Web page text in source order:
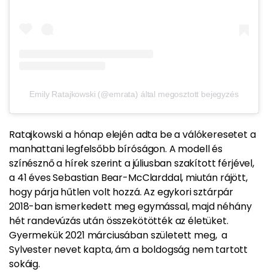
Emily Ratajkowski (@emrata) által megosztott bejegyzés
Ratajkowski a hónap elején adta be a válókeresetet a
manhattani legfelsőbb bíróságon. A modell és
színésznő a hírek szerint a júliusban szakított férjével,
a 41 éves Sebastian Bear-McClarddal, miután rájött,
hogy párja hűtlen volt hozzá. Az egykori sztárpár
2018-ban ismerkedett meg egymással, majd néhány
hét randevúzás után összekötötték az életüket.
Gyermekük 2021 márciusában született meg, a
Sylvester nevet kapta, ám a boldogság nem tartott
sokáig.